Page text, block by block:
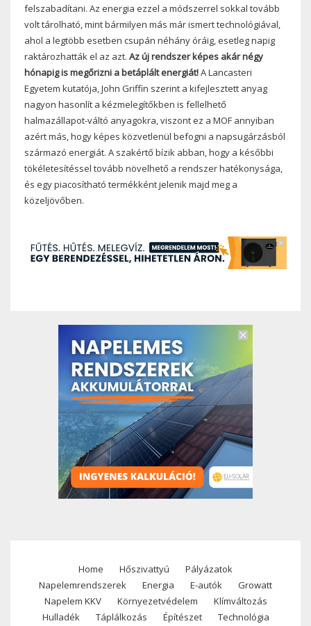
felszabadítani. Az energia ezzel a módszerrel sokkal tovább
volt tárolható, mint bármilyen más már ismert technológiával,
ahol a legtöbb esetben csupán néhány óráig, esetleg napig
raktározhatták el az azt. Az új rendszer képes akár négy
hónapig is megőrizni a betáplált energiát!A Lancasteri
Egyetem kutatója, John Griffin szerint a kifejlesztett anyag
nagyon hasonlít a kézmelegítőkben is fellelhető
halmazállapot-váltó anyagokra, viszont ez a MOF annyiban
azért más, hogy képes közvetlenül befogni a napsugárzásból
származó energiát. A szakértő bízik abban, hogy a későbbi
tökéletesítéssel tovább növelhető a rendszer hatékonysága,
és egy piacosítható termékként jelenik majd meg a
közeljövőben.
Footer
menu
Home Hőszivattyú
Pályázatok
Napelemrendszerek
Energia E-autók
Growatt
Napelem KKV
Környezetvédelem
Klímváltozás
Hulladék
Táplálkozás Építészet Technológia